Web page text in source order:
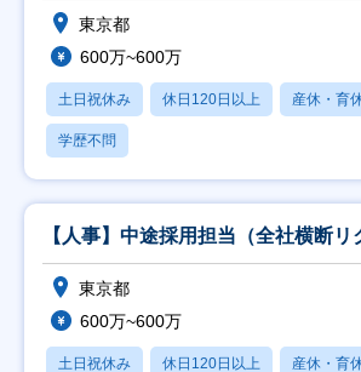
東京都
600万~600万
土日祝休み 休日120日以上 産休・育
学歴不問
【人事】中途採用担当（全社横断リ
東京都
600万~600万
土日祝休み 休日120日以上 産休・育